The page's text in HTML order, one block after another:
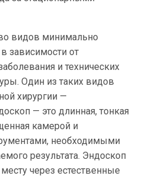
видов минимально
зависимости от
и технических
Один из таких видов
хирургии —
— это длинная, тонкая
камерой и
необходимыми
результата. Эндоскоп
через естественные